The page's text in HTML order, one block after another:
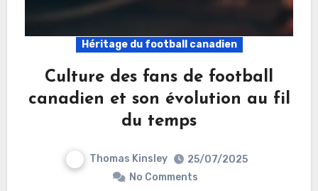
Héritage du football canadien
Culture des fans de football
canadien et son évolution au fil
du temps
Thomas Kinsley
25/07/2025
No Comments